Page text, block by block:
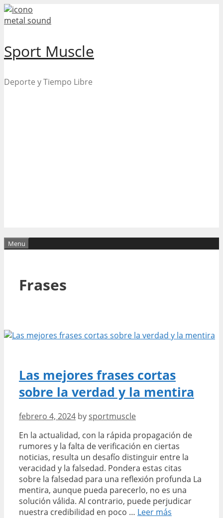
Skip
to
Sport Muscle
Deporte y Tiempo Libre
Menu
Frases
Las mejores frases cortas
sobre la verdad y la mentira
febrero 4, 2024 by sportmuscle
En la actualidad, con la rápida propagación de
rumores y la falta de verificación en ciertas
noticias, resulta un desafío distinguir entre la
veracidad y la falsedad. Pondera estas citas
sobre la falsedad para una reflexión profunda La
mentira, aunque pueda parecerlo, no es una
solución válida. Al contrario, puede perjudicar
nuestra credibilidad en poco … Leer más